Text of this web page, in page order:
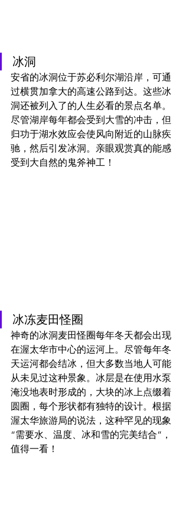
冰洞
安省的冰洞位于苏必利尔湖沿岸，可通
过横贯加拿大的高速公路到达。这些冰
洞还被列入了的人生必看的景点名单。
尽管湖岸每年都会受到大雪的冲击，但
归功于湖水效应会使风向附近的山脉疾
驰，然后引发冰洞。亲眼观赏真的能感
受到大自然的鬼斧神工！
冰冻麦田怪圈
神奇的冰洞麦田怪圈每年冬天都会出现
在渥太华市中心的运河上。尽管每年冬
天运河都会结冰，但大多数当地人可能
从未见过这种景象。冰层是在使用水泵
淹没地表时形成的，大块的冰上点缀着
圆圈，每个形状都有独特的设计。根据
渥太华旅游局的说法，这种罕见的现象
“需要水、温度、冰和雪的完美结合”，
值得一看！